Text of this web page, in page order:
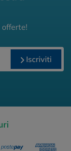
Iscriviti